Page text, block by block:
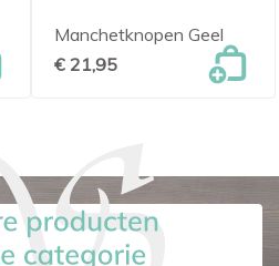
Manchetknopen Geel
€ 21,95